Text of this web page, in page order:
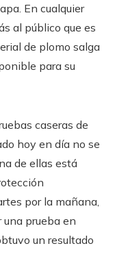
En cualquier
al público que es
de plomo salga
para su
caseras de
hoy en día no se
de ellas está
por la mañana,
prueba en
un resultado